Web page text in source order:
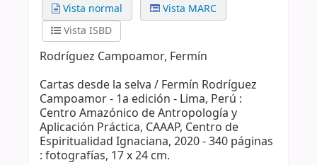
Vista normal
Vista MARC
Vista ISBD
Rodríguez Campoamor, Fermín
Cartas desde la selva / Fermín Rodríguez
Campoamor - 1a edición - Lima, Perú :
Centro Amazónico de Antropología y
Aplicación Práctica, CAAAP, Centro de
Espiritualidad Ignaciana, 2020 - 340 páginas
: fotografías, 17 x 24 cm.